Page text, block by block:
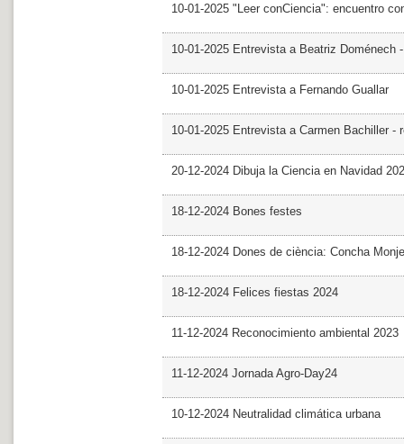
10-01-2025 "Leer conCiencia": encuentro
10-01-2025 Entrevista a Beatriz Doménech
10-01-2025 Entrevista a Fernando Guallar
10-01-2025 Entrevista a Carmen Bachiller -
20-12-2024 Dibuja la Ciencia en Navidad
18-12-2024 Bones festes
18-12-2024 Dones de ciència: Concha Monje
18-12-2024 Felices fiestas 2024
11-12-2024 Reconocimiento ambiental 2023
11-12-2024 Jornada Agro-Day24
10-12-2024 Neutralidad climática urbana